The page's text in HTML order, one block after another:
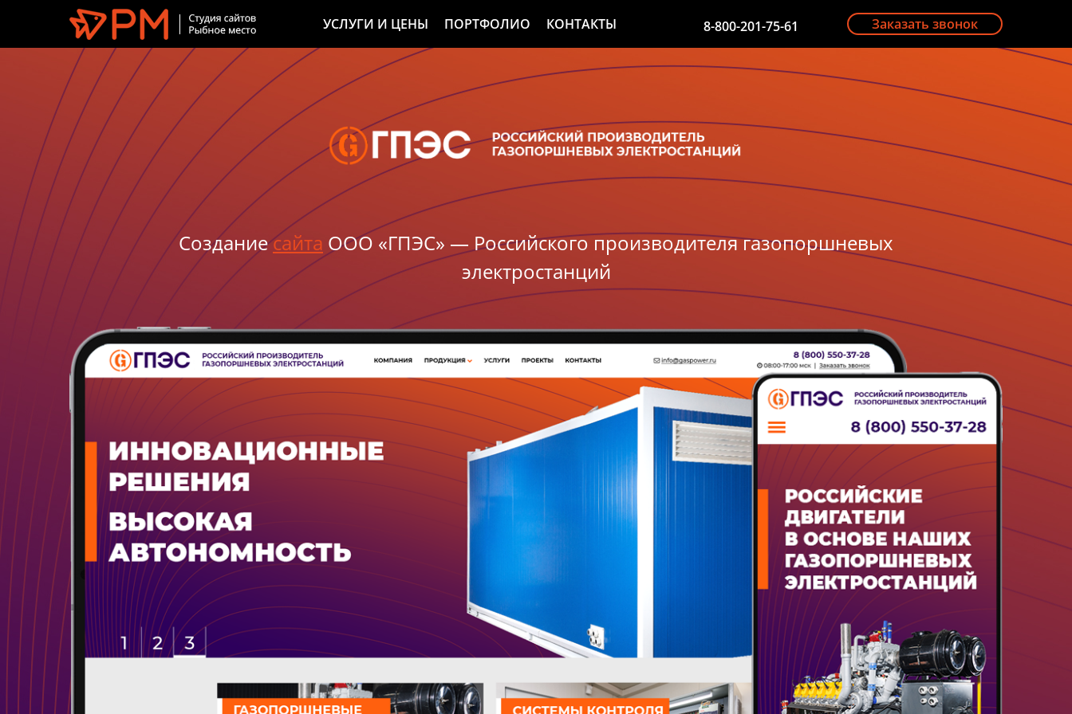
УСЛУГИ И ЦЕНЫ ПОРТФОЛИО КОНТАКТЫ 8-800-201-75-61 Заказать звонок
Созданиесайта ООО «ГПЭС» — Российского производителя газопоршневых
электростанций